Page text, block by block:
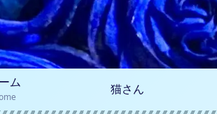
ム
猫さん